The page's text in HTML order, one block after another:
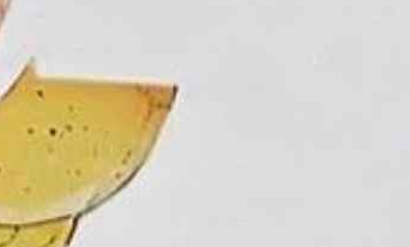
colores de tonalidades oscuras
mi inspiración al momento de